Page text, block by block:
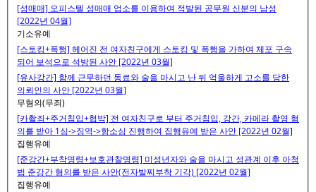
[성매매] 오피스텔 성매매 업소를 이용하여 적발된 공무원 신분의 남성
[2022년 04월]
기소유예
[스토킹+폭행] 헤어진 전 여자친구에게 스토킹 및 폭행을 가하여 체포 구속
되어 보석으로 석방된 사안 [2022년 03월]
[유사강간] 함께 근무하던 동료와 술을 마시고 난 뒤 억울하게 고소를 당한
의뢰인의 사안 [2022년 03월]
무혐의(무죄)
[카촬죄+주거침입+협박] 전 여자친구로 부터 주거침입, 강간, 카메라 촬영 혐
의를 받아 1심->징역->항소심 진행하여 집행유예 받은 사안 [2022년 02월]
집행유예
[준강간+부착명령+보호관찰명령] 미성년자와 술을 마시고 성관계 이후 아청
법 준강간 혐의를 받은 사안(전자발찌부착 기각) [2022년 02월]
집행유예